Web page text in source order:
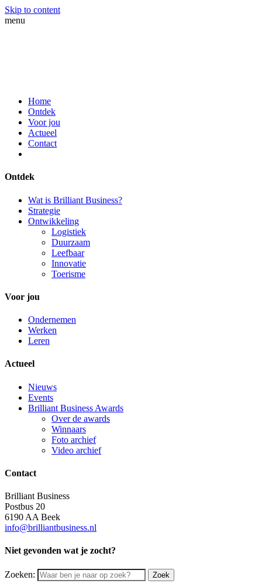
Skip to content
menu
Home
Ontdek
Voor jou
Actueel
Contact
Ontdek
Wat is Brilliant Business?
Strategie
Ontwikkeling
Logistiek
Duurzaam
Leefbaar
Innovatie
Toerisme
Voor jou
Ondernemen
Werken
Leren
Actueel
Nieuws
Events
Brilliant Business Awards
Over de awards
Winnaars
Foto archief
Video archief
Contact
Brilliant Business
Postbus 20
6190 AA Beek
info@brilliantbusiness.nl
Niet gevonden wat je zocht?
Zoeken: Zoek